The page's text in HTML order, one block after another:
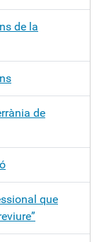
de la
de
que